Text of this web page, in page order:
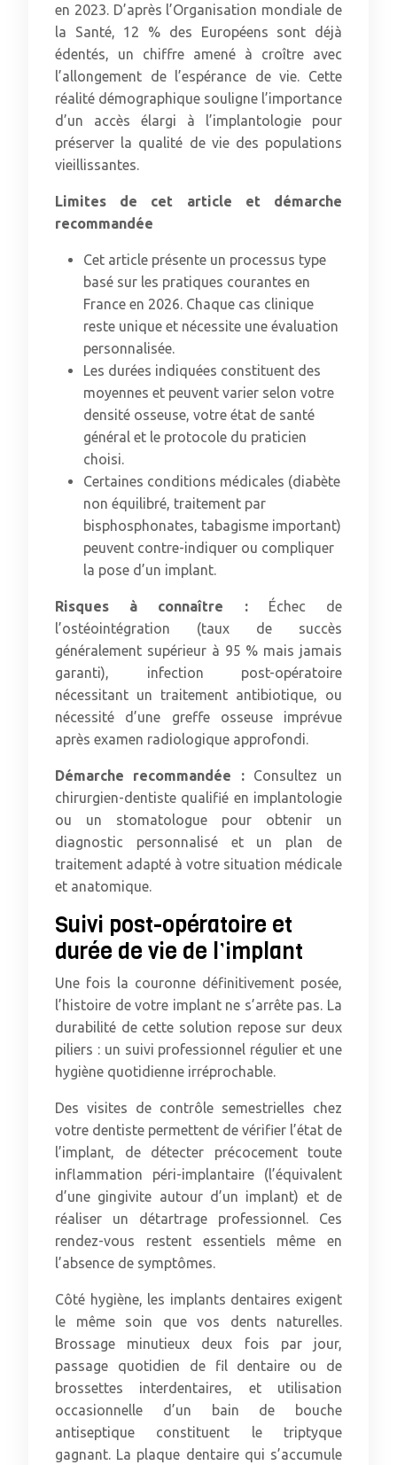
en 2023. D’après l’Organisation mondiale de
la Santé, 12 % des Européens sont déjà
édentés, un chiffre amené à croître avec
l’allongement de l’espérance de vie. Cette
réalité démographique souligne l’importance
d’un accès élargi à l’implantologie pour
préserver la qualité de vie des populations
vieillissantes.
Limites de cet article et démarche
recommandée
Cet article présente un processus type
basé sur les pratiques courantes en
France en 2026. Chaque cas clinique
reste unique et nécessite une évaluation
personnalisée.
Les durées indiquées constituent des
moyennes et peuvent varier selon votre
densité osseuse, votre état de santé
général et le protocole du praticien
choisi.
Certaines conditions médicales (diabète
non équilibré, traitement par
bisphosphonates, tabagisme important)
peuvent contre-indiquer ou compliquer
la pose d’un implant.
Risques à connaître :Échec de
l’ostéointégration (taux de succès
généralement supérieur à 95 % mais jamais
garanti), infection post-opératoire
nécessitant un traitement antibiotique, ou
nécessité d’une greffe osseuse imprévue
après examen radiologique approfondi.
Démarche recommandée :Consultez un
chirurgien-dentiste qualifié en implantologie
ou un stomatologue pour obtenir un
diagnostic personnalisé et un plan de
traitement adapté à votre situation médicale
et anatomique.
Suivi post-opératoire et
durée de vie de l’implant
Une fois la couronne définitivement posée,
l’histoire de votre implant ne s’arrête pas. La
durabilité de cette solution repose sur deux
piliers : un suivi professionnel régulier et une
hygiène quotidienne irréprochable.
Des visites de contrôle semestrielles chez
votre dentiste permettent de vérifier l’état de
l’implant, de détecter précocement toute
inflammation péri-implantaire (l’équivalent
d’une gingivite autour d’un implant) et de
réaliser un détartrage professionnel. Ces
rendez-vous restent essentiels même en
l’absence de symptômes.
Côté hygiène, les implants dentaires exigent
le même soin que vos dents naturelles.
Brossage minutieux deux fois par jour,
passage quotidien de fil dentaire ou de
brossettes interdentaires, et utilisation
occasionnelle d’un bain de bouche
antiseptique constituent le triptyque
gagnant. La plaque dentaire qui s’accumule